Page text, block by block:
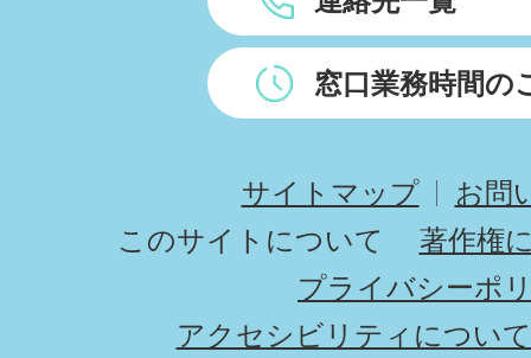
窓口業務時間の
サイトマップ
お問
このサイトについて
著作権
プライバシーポ
アクセシビリティについて